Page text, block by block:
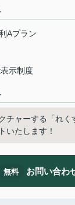
Aプラン
示制度
チャーする「れく
いたします！
無料 お問い合わ